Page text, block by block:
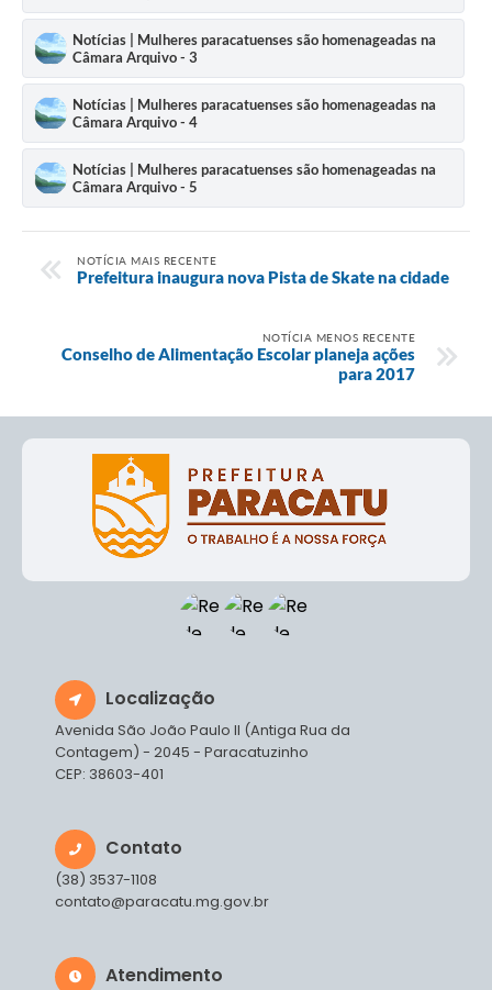
Notícias | Mulheres paracatuenses são homenageadas na
Câmara Arquivo - 3
Notícias | Mulheres paracatuenses são homenageadas na
Câmara Arquivo - 4
Notícias | Mulheres paracatuenses são homenageadas na
Câmara Arquivo - 5
NOTÍCIA MAIS RECENTE
Prefeitura inaugura nova Pista de Skate na cidade
NOTÍCIA MENOS RECENTE
Conselho de Alimentação Escolar planeja ações
para 2017
Localização
Avenida São João Paulo II (Antiga Rua da
Contagem) - 2045 - Paracatuzinho
CEP: 38603-401
Contato
(38) 3537-1108
contato@paracatu.mg.gov.br
Atendimento